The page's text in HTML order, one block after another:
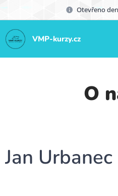
Otevřeno
VMP-kurzy.cz
O
Jan Urbanec